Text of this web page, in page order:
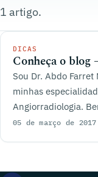
1 artigo.
DICAS
Conheça o
Sou Dr. Abdo
minhas
Angiorradiologia.
05 de março de 2017